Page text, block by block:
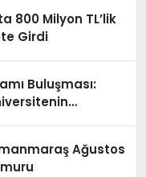
800 Milyon TL’lik
Girdi
Buluşması:
Ağustos